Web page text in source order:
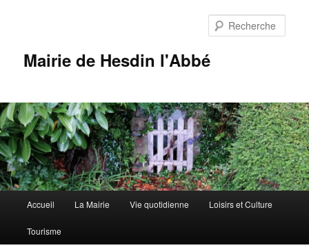
Mairie de Hesdin l'Abbé
Accueil La Mairie Vie quotidienne Loisirs et Culture
Tourisme